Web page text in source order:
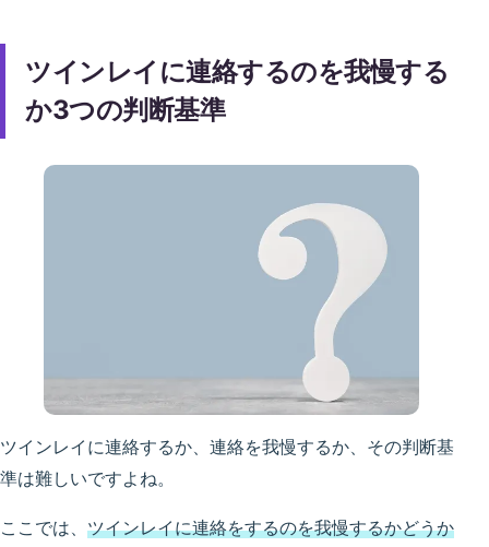
ツインレイに連絡するのを我慢する
か3つの判断基準
ツインレイに連絡するか、連絡を我慢するか、その判断基
準は難しいですよね。
ここでは、 ツインレイに連絡をするのを我慢するかどうか